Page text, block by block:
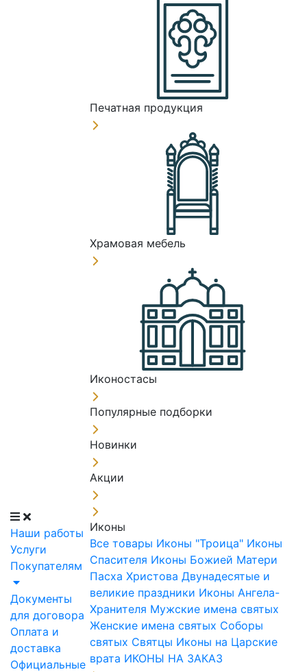
Наши работы
Услуги
Покупателям
Документы
для договора
Оплата и
доставка
Официальные
Печатная продукция
Храмовая мебель
Иконостасы
Популярные подборки
Новинки
Акции
Иконы
Все товары Иконы "Троица" Иконы
Спасителя Иконы Божией Матери
Пасха Христова Двунадесятые и
великие праздники Иконы Ангела-
Хранителя Мужские имена святых
Женские имена святых Соборы
святых Святцы Иконы на Царские
врата ИКОНЫ НА ЗАКАЗ